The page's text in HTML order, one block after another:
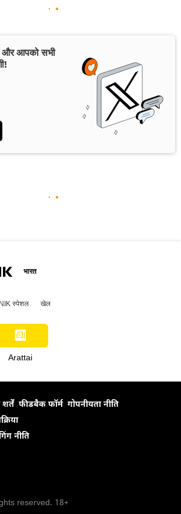
और आपको सभी
भारत
स्पेशल खेल
Arattai
फीडबैक फॉर्म गोपनीयता नीति
नीति
reserved. 18+